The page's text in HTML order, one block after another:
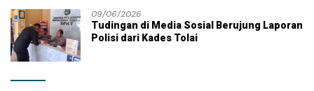
09/06/2026
Tudingan di Media Sosial Berujung Laporan
Polisi dari Kades Tolai